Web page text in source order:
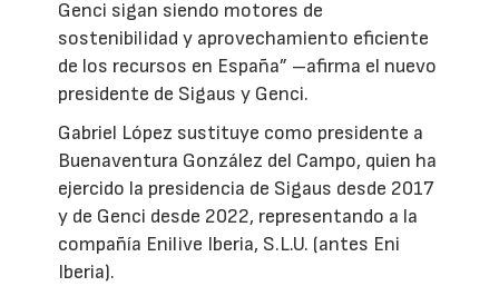
Genci sigan siendo motores de
sostenibilidad y aprovechamiento eficiente
de los recursos en España” –afirma el nuevo
presidente de Sigaus y Genci.
Gabriel López sustituye como presidente a
Buenaventura González del Campo, quien ha
ejercido la presidencia de Sigaus desde 2017
y de Genci desde 2022, representando a la
compañía Enilive Iberia, S.L.U. (antes Eni
Iberia).